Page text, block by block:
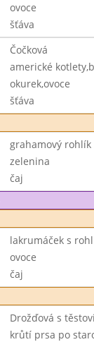
ovoce
šťáva
Čočková
americké
okurek,ovoce
šťáva
grahamový
zelenina
čaj
lakrumáček s
ovoce
čaj
Drožďová s
krůtí prsa po